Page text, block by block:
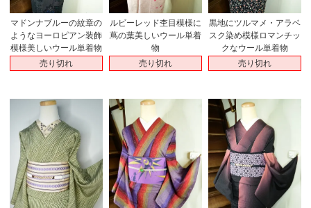
マドンナブルーの紋章の
ようなヨーロピアン装飾
模様美しいウール単着物
売り切れ
ルビーレッド杢目模様に
蔦の葉美しいウール単着
物
売り切れ
黒地にツルマメ・アラベ
スク染め模様ロマンチッ
クなウール単着物
売り切れ